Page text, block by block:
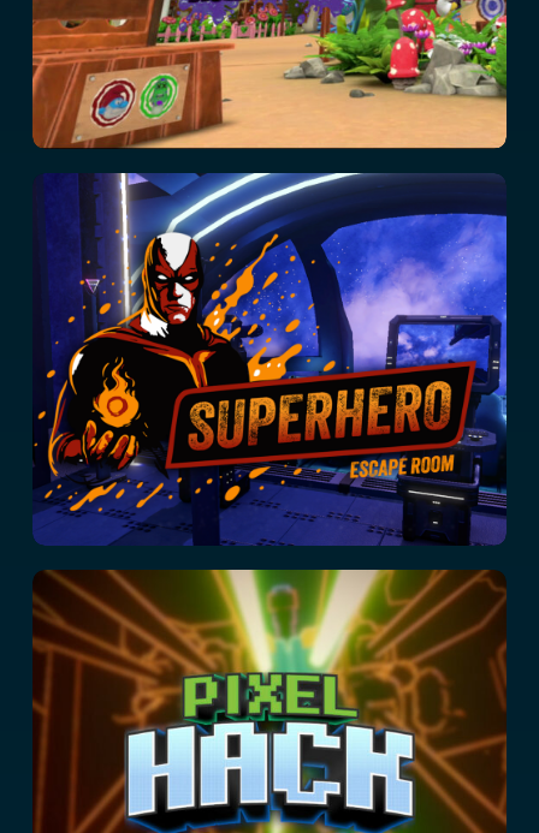
Super-héros
Piratage de pixels